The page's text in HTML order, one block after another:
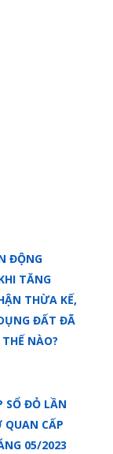
ĐỘNG
TĂNG
THỪA KẾ,
ĐẤT ĐÃ
NÀO?
SỔ ĐỎ LẦN
QUAN CẤP
05/2023